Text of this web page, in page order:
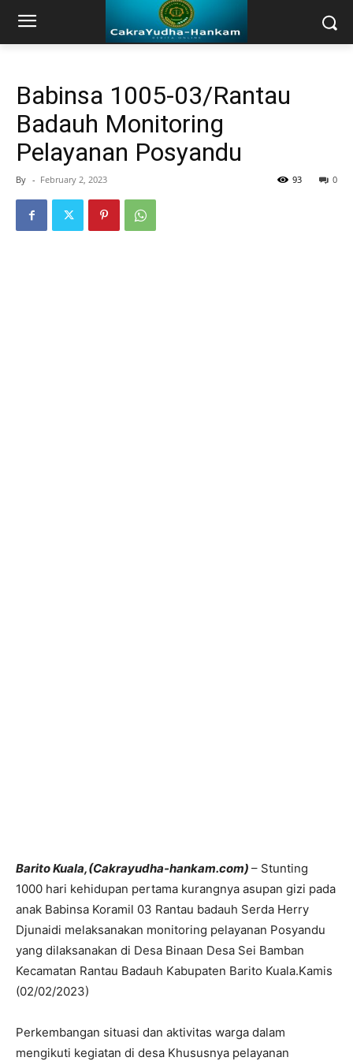
Babinsa 1005-03/Rantau
Badauh Monitoring
Pelayanan Posyandu
By - February 2, 2023 0
93
Barito Kuala,(Cakrayudha-hankam.com) – Stunting
1000 hari kehidupan pertama kurangnya asupan gizi pada
anak Babinsa Koramil 03 Rantau badauh Serda Herry
Djunaidi melaksanakan monitoring pelayanan Posyandu
yang dilaksanakan di Desa Binaan Desa Sei Bamban
Kecamatan Rantau Badauh Kabupaten Barito Kuala.Kamis
(02/02/2023)
Perkembangan situasi dan aktivitas warga dalam
mengikuti kegiatan di desa Khususnya pelayanan